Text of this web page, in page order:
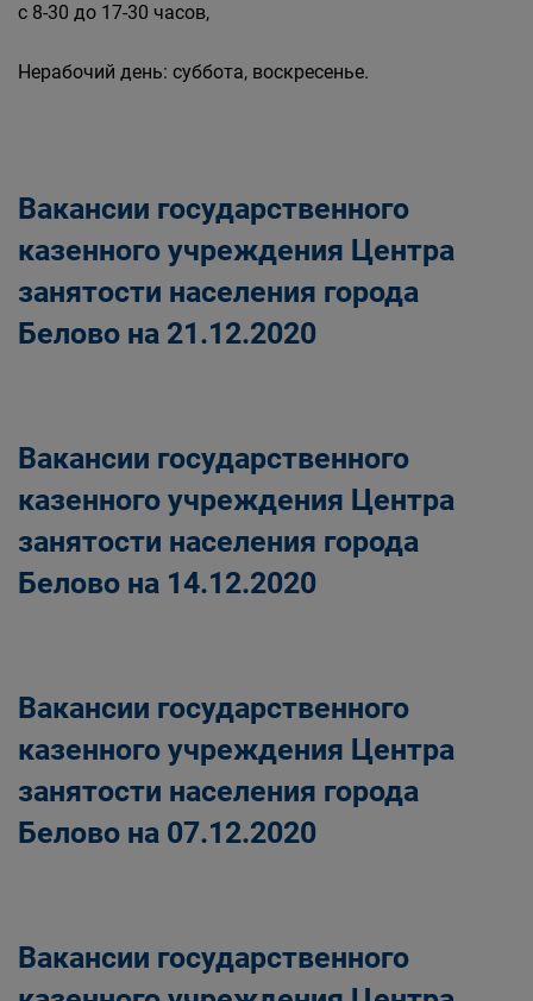
с 8-30 до 17-30 часов,
Нерабочий день: суббота, воскресенье.
Вакансии государственного
казенного учреждения Центра
занятости населения города
Белово на 21.12.2020
Вакансии государственного
казенного учреждения Центра
занятости населения города
Белово на 14.12.2020
Вакансии государственного
казенного учреждения Центра
занятости населения города
Белово на 07.12.2020
Вакансии государственного